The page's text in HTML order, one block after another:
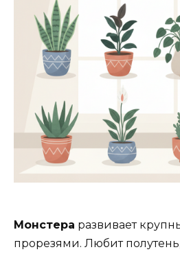
Монстера развивает
прорезями. Любит